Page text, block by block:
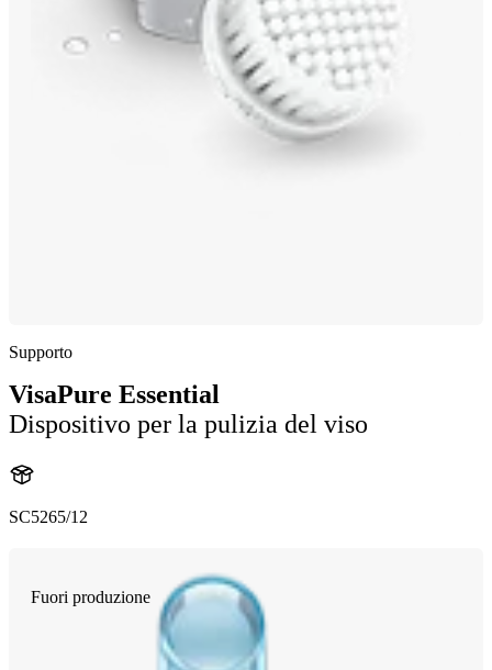
Supporto
VisaPure Essential
Dispositivo per la pulizia del viso
SC5265/12
Fuori produzione